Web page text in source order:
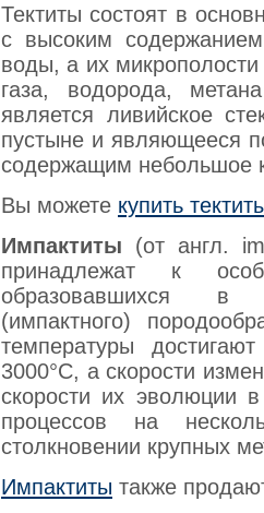
Тектиты состоят в
с высоким
воды, а их
газа, водорода,
является ливийское
пустыне и являющееся
содержащим небольшое
Вы можете купить
Импактиты (от англ.
принадлежат к
образовавшихся в
(импактного)
температуры
3000°С, а скорости
скорости их эволюции
процессов на
столкновении крупных
Импактиты также